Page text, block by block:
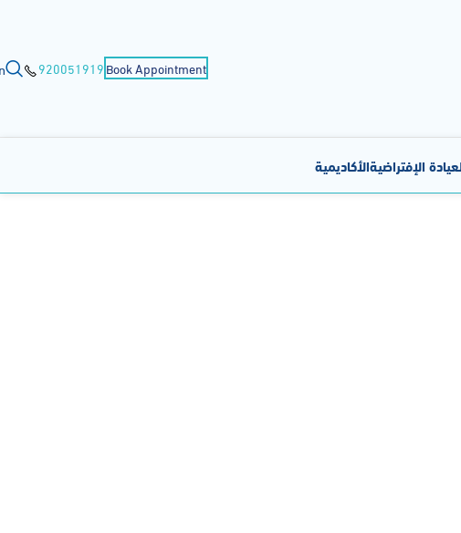
Book Appointment
920051919
الإفتراضيةالأكاديمية